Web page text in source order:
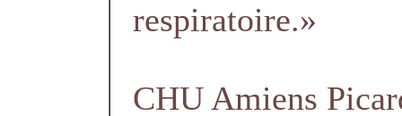
respiratoire.»
CHU Amiens